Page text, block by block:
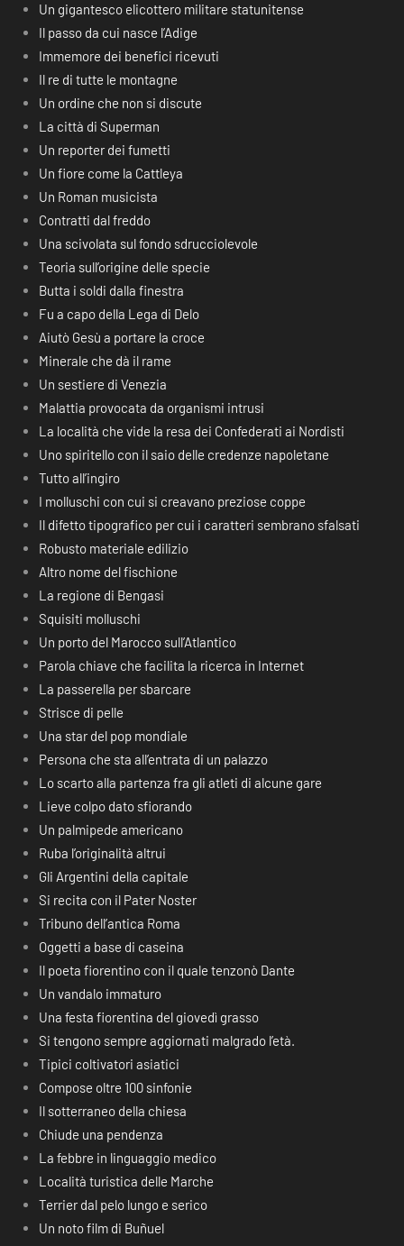
Un gigantesco elicottero militare statunitense
Il passo da cui nasce l’Adige
Immemore dei benefici ricevuti
Il re di tutte le montagne
Un ordine che non si discute
La città di Superman
Un reporter dei fumetti
Un fiore come la Cattleya
Un Roman musicista
Contratti dal freddo
Una scivolata sul fondo sdrucciolevole
Teoria sull’origine delle specie
Butta i soldi dalla finestra
Fu a capo della Lega di Delo
Aiutò Gesù a portare la croce
Minerale che dà il rame
Un sestiere di Venezia
Malattia provocata da organismi intrusi
La località che vide la resa dei Confederati ai Nordisti
Uno spiritello con il saio delle credenze napoletane
Tutto all’ingiro
I molluschi con cui si creavano preziose coppe
Il difetto tipografico per cui i caratteri sembrano sfalsati
Robusto materiale edilizio
Altro nome del fischione
La regione di Bengasi
Squisiti molluschi
Un porto del Marocco sull’Atlantico
Parola chiave che facilita la ricerca in Internet
La passerella per sbarcare
Strisce di pelle
Una star del pop mondiale
Persona che sta all’entrata di un palazzo
Lo scarto alla partenza fra gli atleti di alcune gare
Lieve colpo dato sfiorando
Un palmipede americano
Ruba l’originalità altrui
Gli Argentini della capitale
Si recita con il Pater Noster
Tribuno dell’antica Roma
Oggetti a base di caseina
Il poeta fiorentino con il quale tenzonò Dante
Un vandalo immaturo
Una festa fiorentina del giovedì grasso
Si tengono sempre aggiornati malgrado l’età.
Tipici coltivatori asiatici
Compose oltre 100 sinfonie
Il sotterraneo della chiesa
Chiude una pendenza
La febbre in linguaggio medico
Località turistica delle Marche
Terrier dal pelo lungo e serico
Un noto film di Buñuel